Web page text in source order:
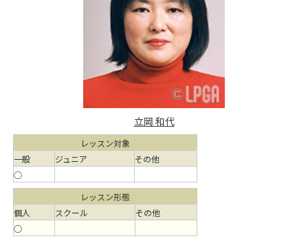
立岡 和代
レッスン対象
一般
ジュニア
その他
○
レッスン形態
個人
スクール
その他
○